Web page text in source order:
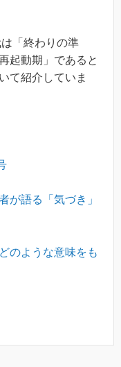
「終わりの準
起動期」であると
て紹介していま
が語る「気づき」
のような意味をも